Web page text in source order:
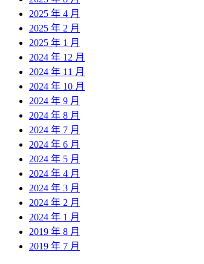
2025 年 4 月
2025 年 2 月
2025 年 1 月
2024 年 12 月
2024 年 11 月
2024 年 10 月
2024 年 9 月
2024 年 8 月
2024 年 7 月
2024 年 6 月
2024 年 5 月
2024 年 4 月
2024 年 3 月
2024 年 2 月
2024 年 1 月
2019 年 8 月
2019 年 7 月